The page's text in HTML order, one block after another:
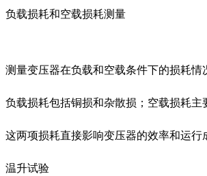
负载损耗和空载损耗测量
测量变压器在负载和空载条件下的损耗情
负载损耗包括铜损和杂散损；空载损耗主
这两项损耗直接影响变压器的效率和运行
温升试验